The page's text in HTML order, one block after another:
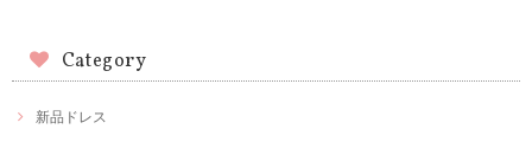
Category
新品ドレス